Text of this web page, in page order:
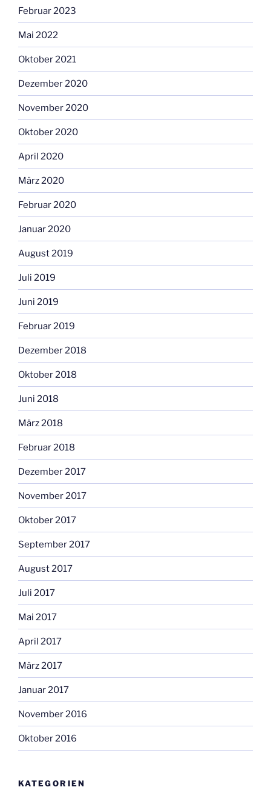
Februar 2023
Mai 2022
Oktober 2021
Dezember 2020
November 2020
Oktober 2020
April 2020
März 2020
Februar 2020
Januar 2020
August 2019
Juli 2019
Juni 2019
Februar 2019
Dezember 2018
Oktober 2018
Juni 2018
März 2018
Februar 2018
Dezember 2017
November 2017
Oktober 2017
September 2017
August 2017
Juli 2017
Mai 2017
April 2017
März 2017
Januar 2017
November 2016
Oktober 2016
KATEGORIEN